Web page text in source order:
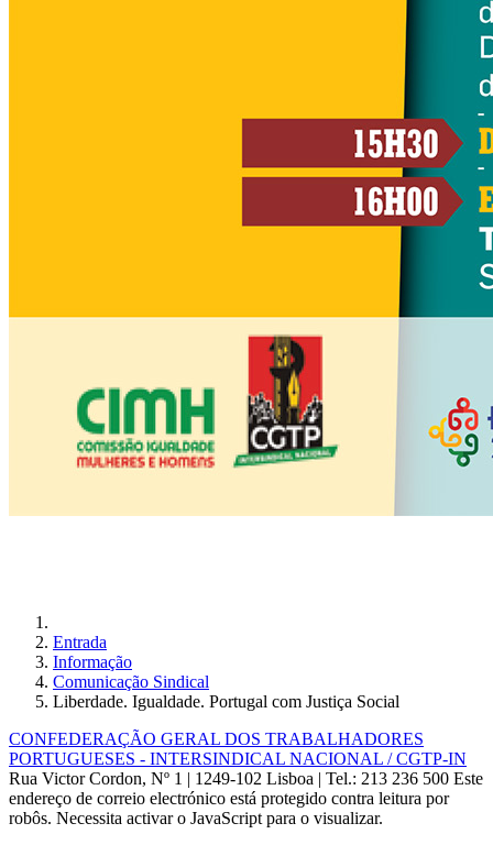
Entrada
Informação
Comunicação Sindical
Liberdade. Igualdade. Portugal com Justiça Social
CONFEDERAÇÃO GERAL DOS TRABALHADORES
PORTUGUESES - INTERSINDICAL NACIONAL / CGTP-IN
Rua Victor Cordon, Nº 1 | 1249-102 Lisboa | Tel.: 213 236 500 Este
endereço de correio electrónico está protegido contra leitura por
robôs. Necessita activar o JavaScript para o visualizar.